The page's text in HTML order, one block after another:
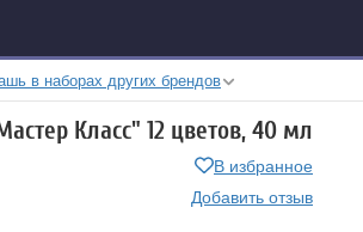
в наборах других брендов
гуаши "Мастер Класс" 12 цветов, 40 мл
В избранное
Добавить отзыв